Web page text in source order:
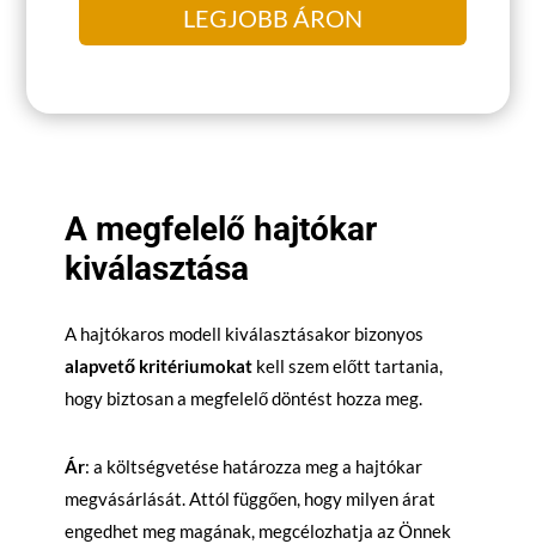
LEGJOBB ÁRON
A megfelelő hajtókar
kiválasztása
A hajtókaros modell kiválasztásakor bizonyos
alapvető kritériumokatkell szem előtt tartania,
hogy biztosan a megfelelő döntést hozza meg.
Ár: a költségvetése határozza meg a hajtókar
megvásárlását. Attól függően, hogy milyen árat
engedhet meg magának, megcélozhatja az Önnek